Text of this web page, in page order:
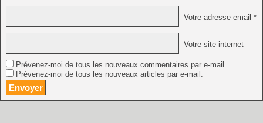
Votre adresse email *
Votre site internet
Prévenez-moi de tous les nouveaux commentaires par e-mail.
Prévenez-moi de tous les nouveaux articles par e-mail.